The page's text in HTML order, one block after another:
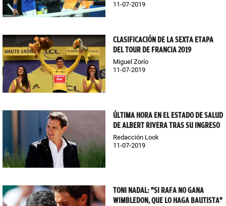
11-07-2019
CLASIFICACIÓN DE LA SEXTA ETAPA
DEL TOUR DE FRANCIA 2019
Miguel Zorío
11-07-2019
ÚLTIMA HORA EN EL ESTADO DE SALUD
DE ALBERT RIVERA TRAS SU INGRESO
Redacción Look
11-07-2019
TONI NADAL: "SI RAFA NO GANA
WIMBLEDON, QUE LO HAGA BAUTISTA"